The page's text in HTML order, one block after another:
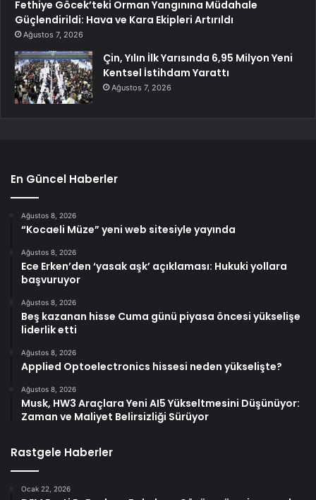
Fethiye Göcek’teki Orman Yangınına Müdahale
Güçlendirildi: Hava ve Kara Ekipleri Artırıldı
Ağustos 7, 2026
Çin, Yılın İlk Yarısında 6,95 Milyon Yeni
Kentsel İstihdam Yarattı
Ağustos 7, 2026
En Güncel Haberler
Ağustos 8, 2026
“Kocaeli Müze” yeni web sitesiyle yayında
Ağustos 8, 2026
Ece Erken’den ‘yasak aşk’ açıklaması: Hukuki yollara
başvuruyor
Ağustos 8, 2026
Beş kazanan hisse Cuma günü piyasa öncesi yükselişe
liderlik etti
Ağustos 8, 2026
Applied Optoelectronics hissesi neden yükselişte?
Ağustos 8, 2026
Musk, HW3 Araçlara Yeni AI5 Yükseltmesini Düşünüyor:
Zaman ve Maliyet Belirsizliği Sürüyor
Rastgele Haberler
Ocak 22, 2026